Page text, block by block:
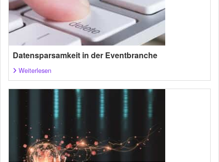
Datensparsamkeit in der Eventbranche
Weiterlesen